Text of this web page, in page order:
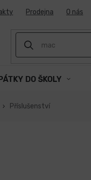
Prodejna O nás
DO ŠKOLY
Příslušenství